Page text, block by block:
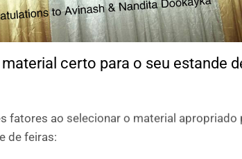
certo para o seu estande
fatores ao selecionar o material apropriado
de feiras: